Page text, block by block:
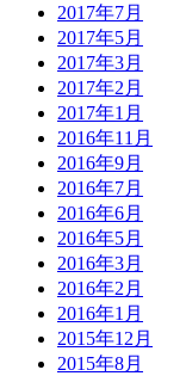
2017年7月
2017年5月
2017年3月
2017年2月
2017年1月
2016年11月
2016年9月
2016年7月
2016年6月
2016年5月
2016年3月
2016年2月
2016年1月
2015年12月
2015年8月